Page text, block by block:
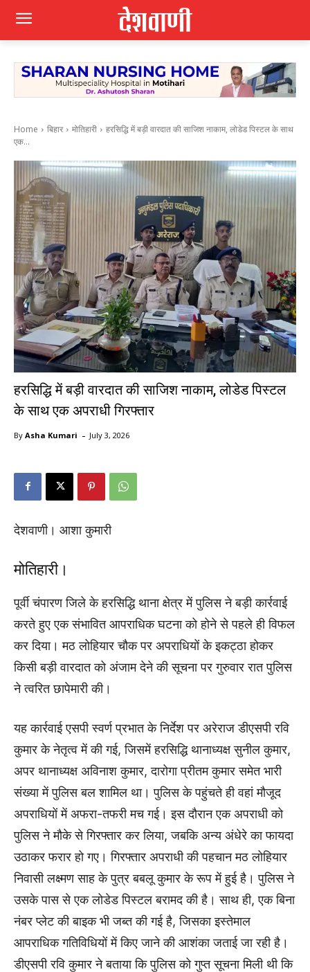
Home बिहार मोतिहारी
हरसिद्धि में बड़ी वारदात की साजिश नाकाम, लोडेड पिस्टल के साथ
एक...
हरसिद्धि में बड़ी वारदात की साजिश नाकाम, लोडेड पिस्टल
के साथ एक अपराधी गिरफ्तार
By Asha Kumari - July 3, 2026
देशवाणी। आशा कुमारी
मोतिहारी।
पूर्वी चंपारण जिले के हरसिद्धि थाना क्षेत्र में पुलिस ने बड़ी कार्रवाई
करते हुए एक संभावित आपराधिक घटना को होने से पहले ही विफल
कर दिया। मठ लोहियार चौक पर अपराधियों के इकट्ठा होकर
किसी बड़ी वारदात को अंजाम देने की सूचना पर गुरुवार रात पुलिस
ने त्वरित छापेमारी की।
यह कार्रवाई एसपी स्वर्ण प्रभात के निर्देश पर अरेराज डीएसपी रवि
कुमार के नेतृत्व में की गई, जिसमें हरसिद्धि थानाध्यक्ष सुनील कुमार,
अपर थानाध्यक्ष अविनाश कुमार, दारोगा प्रीतम कुमार समेत भारी
संख्या में पुलिस बल शामिल था। पुलिस के पहुंचते ही वहां मौजूद
अपराधियों में अफरा-तफरी मच गई। इस दौरान एक अपराधी को
पुलिस ने मौके से गिरफ्तार कर लिया, जबकि अन्य अंधेरे का फायदा
उठाकर फरार हो गए। गिरफ्तार अपराधी की पहचान मठ लोहियार
निवासी लक्ष्मण साह के पुत्र बबलू कुमार के रूप में हुई है। पुलिस ने
उसके पास से एक लोडेड पिस्टल बरामद की है। साथ ही, एक बिना
नंबर प्लेट की बाइक भी जब्त की गई है, जिसका इस्तेमाल
आपराधिक गतिविधियों में किए जाने की आशंका जताई जा रही है।
डीएसपी रवि कुमार ने बताया कि पुलिस को गुप्त सूचना मिली थी कि